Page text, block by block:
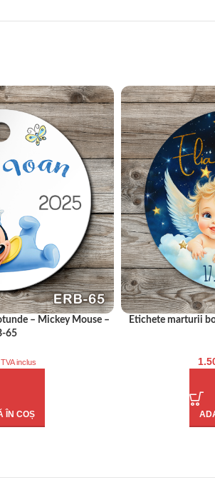
– Mickey Mouse –
65
TVA inclus
ÎN COȘ
Etichete marturii